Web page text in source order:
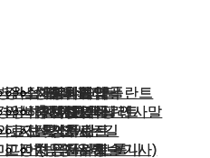
원소개
영비전,대표원장 인사말
료진 및 오시는길
디어(방송/유튜브/기사)
강남성모치과 임플란트
의식하진정 임플란트
디지털 임플란트
고정형 임플란트 틀니
치주치료
충치치료
신경치료
치근단절제술
라미네이트
치아미백
턱 관절 클리닉
히알루론산 필러
보톡스
상담예약
치료사례
전후사진
공지사항
회원가입
로그인
원소개
영비전,대표원장 인사말
료진 및 오시는길
디어(방송/유튜브/기사)
강남성모치과 임플란트
의식하진정 임플란트
디지털 임플란트
고정형 임플란트 틀니
치주치료
충치치료
신경치료
치근단절제술
라미네이트
치아미백
턱 관절 클리닉
히알루론산 필러
보톡스
상담예약
치료사례
전후사진
공지사항
회원가입
로그인